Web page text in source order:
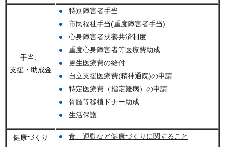
手当、
支援・助成金
特別障害者手当
市民福祉手当(重度障害者手当)
心身障害者扶養共済制度
重度心身障害者等医療費助成
更生医療費の給付
自立支援医療費(精神通院)の申請
特定医療費（指定難病）の申請
骨髄等移植ドナー助成
生活保護
健康づくり 食、運動など健康づくりに関すること